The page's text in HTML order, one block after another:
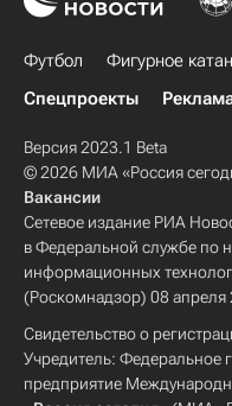
Футбол Фигурное
Спецпроекты
Версия 2023.1 Beta
© 2026 МИА «Россия
Вакансии
Сетевое издание РИА
в Федеральной службе по
информационных
(Роскомнадзор) 08 апреля
Свидетельство о
Учредитель: Федеральное
предприятие